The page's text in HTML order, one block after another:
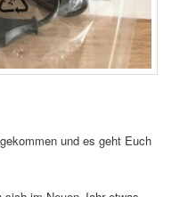
und es geht Euch